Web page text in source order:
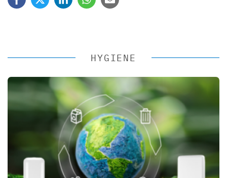
HYGIENE